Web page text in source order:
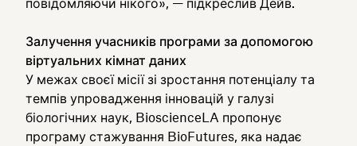
повідомляючи нікого», — підкреслив Дейв.
Залучення учасників програми за допомогою
віртуальних кімнат даних
У межах своєї місії зі зростання потенціалу та
темпів упровадження інновацій у галузі
біологічних наук, BioscienceLA пропонує
програму стажування BioFutures, яка надає